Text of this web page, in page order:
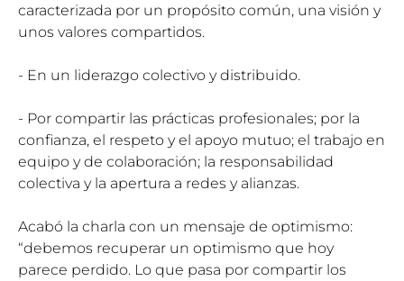
caracterizada por un propósito común, una visión y
unos valores compartidos.
- En un liderazgo colectivo y distribuido.
- Por compartir las prácticas profesionales; por la
confianza, el respeto y el apoyo mutuo; el trabajo en
equipo y de colaboración; la responsabilidad
colectiva y la apertura a redes y alianzas.
Acabó la charla con un mensaje de optimismo:
“debemos recuperar un optimismo que hoy
parece perdido. Lo que pasa por compartir los